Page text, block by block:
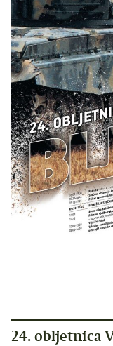
24. obljetnica